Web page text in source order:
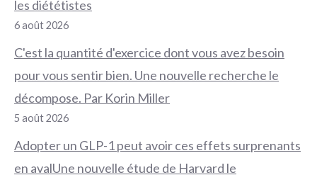
les diététistes
6 août 2026
C'est la quantité d'exercice dont vous avez besoin
pour vous sentir bien. Une nouvelle recherche le
décompose. Par Korin Miller
5 août 2026
Adopter un GLP-1 peut avoir ces effets surprenants
en avalUne nouvelle étude de Harvard le